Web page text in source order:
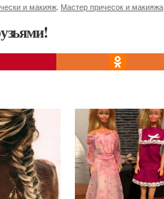
и макияж Мастер причесок и макияжа